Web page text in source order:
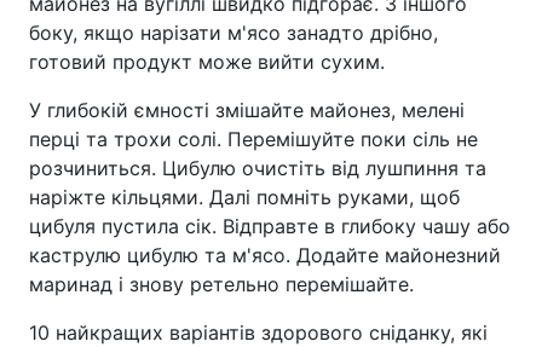
боку, якщо нарізати м'ясо занадто дрібно,
готовий продукт може вийти сухим.
У глибокій ємності змішайте майонез, мелені
перці та трохи солі. Перемішуйте поки сіль не
розчиниться. Цибулю очистіть від лушпиння та
наріжте кільцями. Далі помніть руками, щоб
цибуля пустила сік. Відправте в глибоку чашу або
каструлю цибулю та м'ясо. Додайте майонезний
маринад і знову ретельно перемішайте.
10 найкращих варіантів здорового сніданку, які